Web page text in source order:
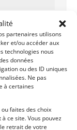
partenaires utilisons
et/ou accéder aux
technologies nous
données
ou des ID uniques
Ne pas
à certaines
faites des choix
ce site. Vous pouvez
retrait de votre